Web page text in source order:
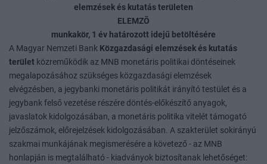
elemzések és kutatás területen
ELEMZÕ
munkakör, 1 év határozott idejű betöltésére
A Magyar Nemzeti Bank Közgazdasági elemzések és kutatás
terület közreműködik az MNB monetáris politikai döntéseinek
megalapozásához szükséges közgazdasági elemzések
elvégzésben, a jegybanki monetáris politikát irányító testület és a
jegybank felső vezetése részére döntés-előkészítő anyagok,
javaslatok kidolgozásában, a monetáris politika vitelét támogató
jelzőszámok, előrejelzések kidolgozásában. A szakterület sokirányú
szakmai munkájának megismerésére a követező - az MNB
honlapján is megtalálható - kiadványok biztosítanak lehetőséget: